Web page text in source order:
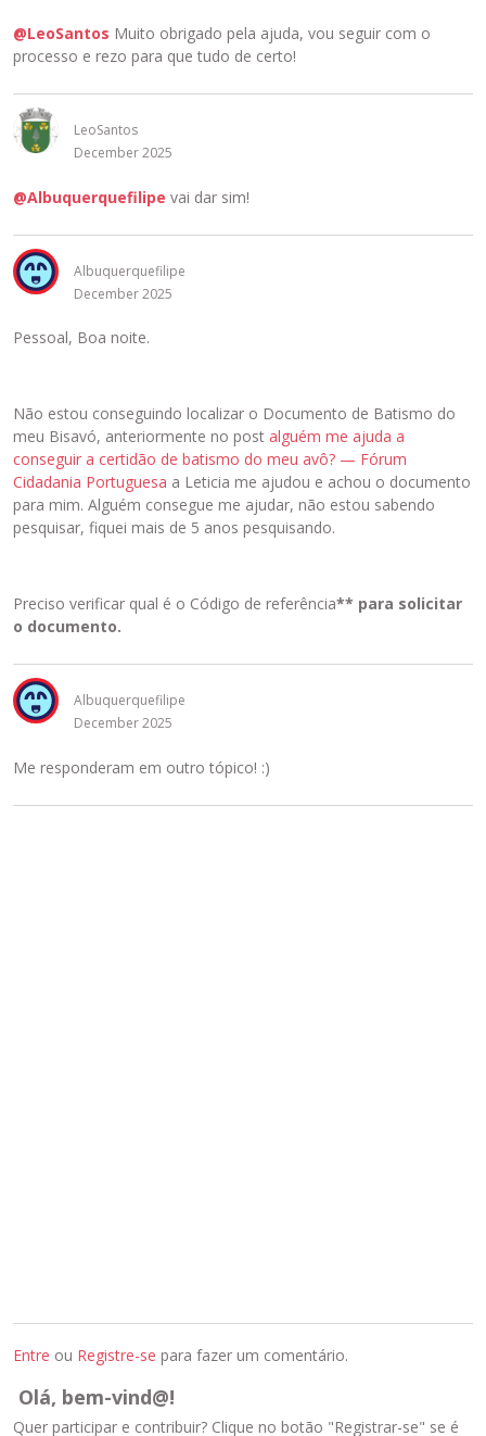
@LeoSantos Muito obrigado pela ajuda, vou seguir com o
processo e rezo para que tudo de certo!
LeoSantos
December 2025
@Albuquerquefilipe vai dar sim!
Albuquerquefilipe
December 2025
Pessoal, Boa noite.
Não estou conseguindo localizar o Documento de Batismo do
meu Bisavó, anteriormente no post alguém me ajuda a
conseguir a certidão de batismo do meu avô? — Fórum
Cidadania Portuguesa a Leticia me ajudou e achou o documento
para mim. Alguém consegue me ajudar, não estou sabendo
pesquisar, fiquei mais de 5 anos pesquisando.
Preciso verificar qual é o Código de referência** para solicitar
o documento.
Albuquerquefilipe
December 2025
Me responderam em outro tópico! :)
Entre ou Registre-se para fazer um comentário.
Olá, bem-vind@!
Quer participar e contribuir? Clique no botão "Registrar-se" se é